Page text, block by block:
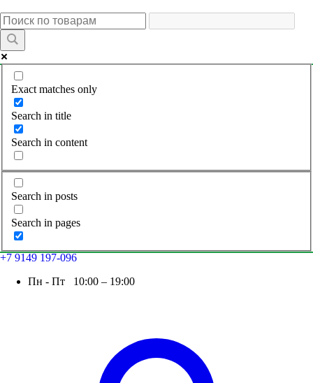
Exact matches only
Search in title
Search in content
Search in posts
Search in pages
+7 9149 197-096
Пн - Пт 10:00 – 19:00